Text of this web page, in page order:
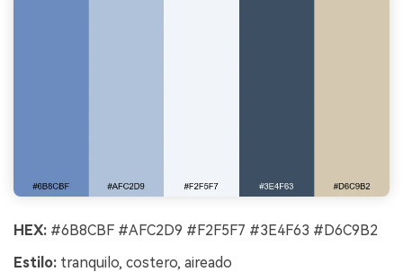
HEX: #6B8CBF #AFC2D9 #F2F5F7 #3E4F63 #D6C9B2
Estilo: tranquilo, costero, aireado